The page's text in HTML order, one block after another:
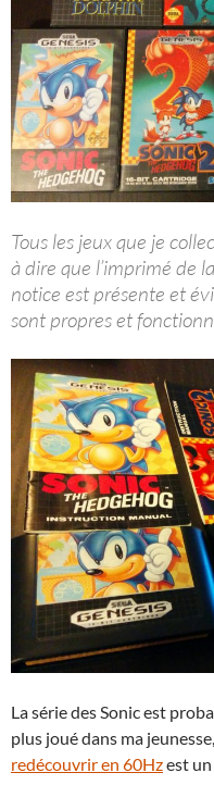
Tous les jeux que je
à dire que l’imprimé de
notice est présente et
sont propres et
La série des Sonic est
plus joué dans ma
redécouvrir en 60Hzest